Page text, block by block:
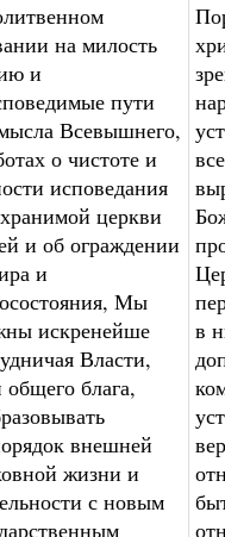
на милость
и
пути
Всевышнего,
о чистоте и
исповедания
церкви
и об ограждении
и
Мы
искренейше
Власти,
общего блага,
внешней
жизни и
с новым
в